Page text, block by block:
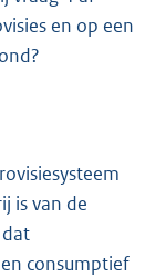
en op een
is van de
consumptief